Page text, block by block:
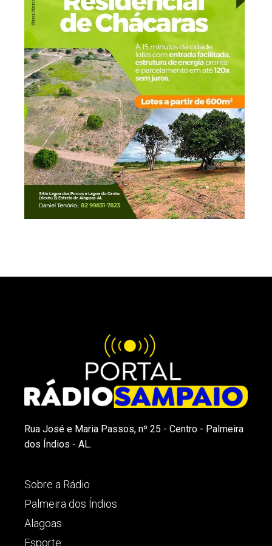
Rua José e Maria Passos, nº 25 - Centro - Palmeira
dos Índios - AL.
Sobre a Rádio
Palmeira dos Índios
Alagoas
Esporte